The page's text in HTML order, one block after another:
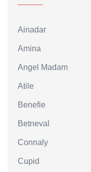
Ainadar
Amina
Angel Madam
Atile
Benefie
Betneval
Connaly
Cupid